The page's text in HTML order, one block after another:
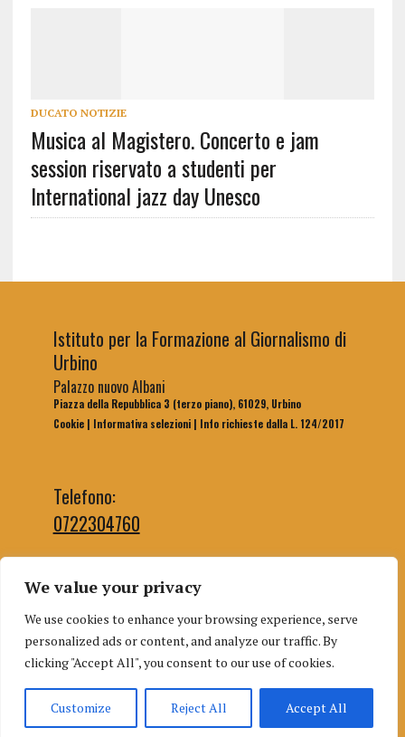
We value your privacy
We use cookies to enhance your browsing experience, serve
personalized ads or content, and analyze our traffic. By
clicking "Accept All", you consent to our use of cookies.
Customize Reject All Accept All
DUCATO NOTIZIE
Musica al Magistero. Concerto e jam
session riservato a studenti per
International jazz day Unesco
Istituto per la Formazione al Giornalismo di
Urbino
Palazzo nuovo Albani
Piazza della Repubblica 3 (terzo piano), 61029, Urbino
Cookie| Informativa selezioni| Info richieste dalla L. 124/2017
Telefono:
0722304760
Email segreteria:
segreteriaifg@uniurb.it
Email redazione:
redazioneifgurbino@gmail.com